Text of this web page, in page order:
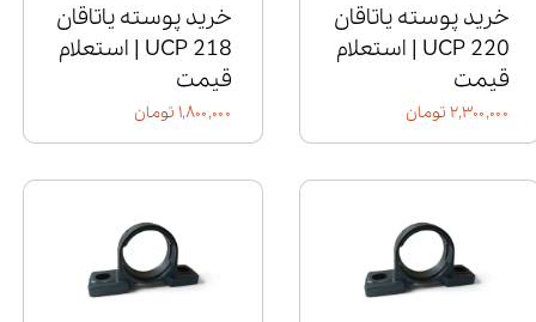
خرید پوسته یاتاقان
UCP 220 | استعلام
قیمت
۲,۳۰۰,۰۰۰ تومان
خرید پوسته یاتاقان
UCP 218 | استعلام
قیمت
۱,۸۰۰,۰۰۰ تومان